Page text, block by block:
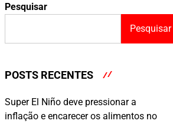
Pesquisar
Pesquisar
POSTS RECENTES
Super El Niño deve pressionar a
inflação e encarecer os alimentos no